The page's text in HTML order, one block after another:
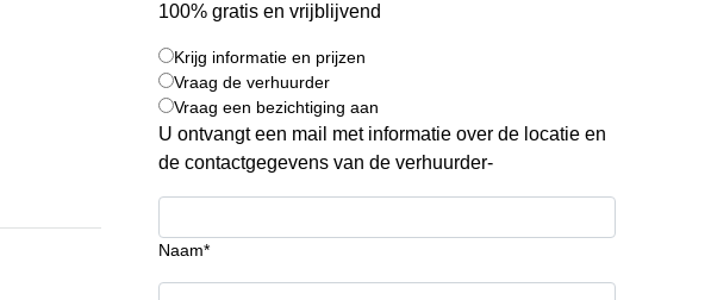
100% gratis en vrijblijvend
Krijg informatie en prijzen
Vraag de verhuurder
Vraag een bezichtiging aan
U ontvangt een mail met informatie over de locatie en
de contactgegevens van de verhuurder-
Naam*